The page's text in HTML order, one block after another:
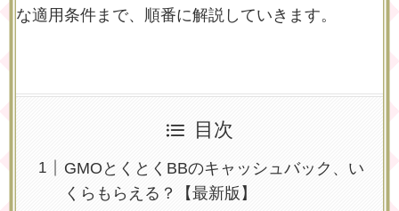
な適用条件まで、順番に解説していきます。
目次
GMOとくとくBBのキャッシュバック、い
くらもらえる？【最新版】